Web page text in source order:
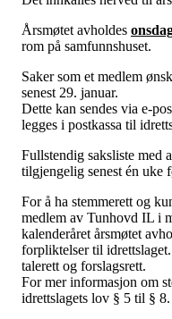
Årsmøtet avholdes
rom på samfunnshuset.
Saker som et medlem
senest 29. januar.
Dette kan sendes via e-
legges i postkassa til
Fullstendig saksliste med
tilgjengelig senest én uke
For å ha stemmerett og
medlem av Tunhovd IL i
kalenderåret årsmøtet
forpliktelser til
talerett og forslagsrett.
For mer informasjon om
idrettslagets lov § 5 til § 8.